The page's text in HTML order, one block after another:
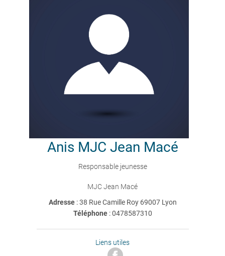
Anis MJC Jean Macé
Responsable jeunesse
MJC Jean Macé
Adresse : 38 Rue Camille Roy 69007 Lyon
Téléphone:0478587310
Liens utiles